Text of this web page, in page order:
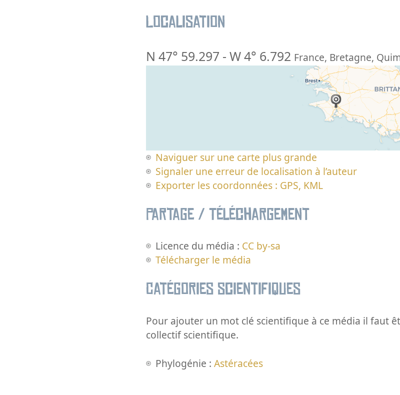
Localisation
N 47° 59.297 - W 4° 6.792 France, Bretagne,
Naviguer sur une carte plus grande
Signaler une erreur de localisation à l’auteur
Exporter les coordonnées : GPS, KML
Partage / Téléchargement
Licence du média : CC by-sa
Télécharger le média
Catégories scientifiques
Pour ajouter un mot clé scientifique à ce média il faut
collectif scientifique.
Phylogénie :Astéracées